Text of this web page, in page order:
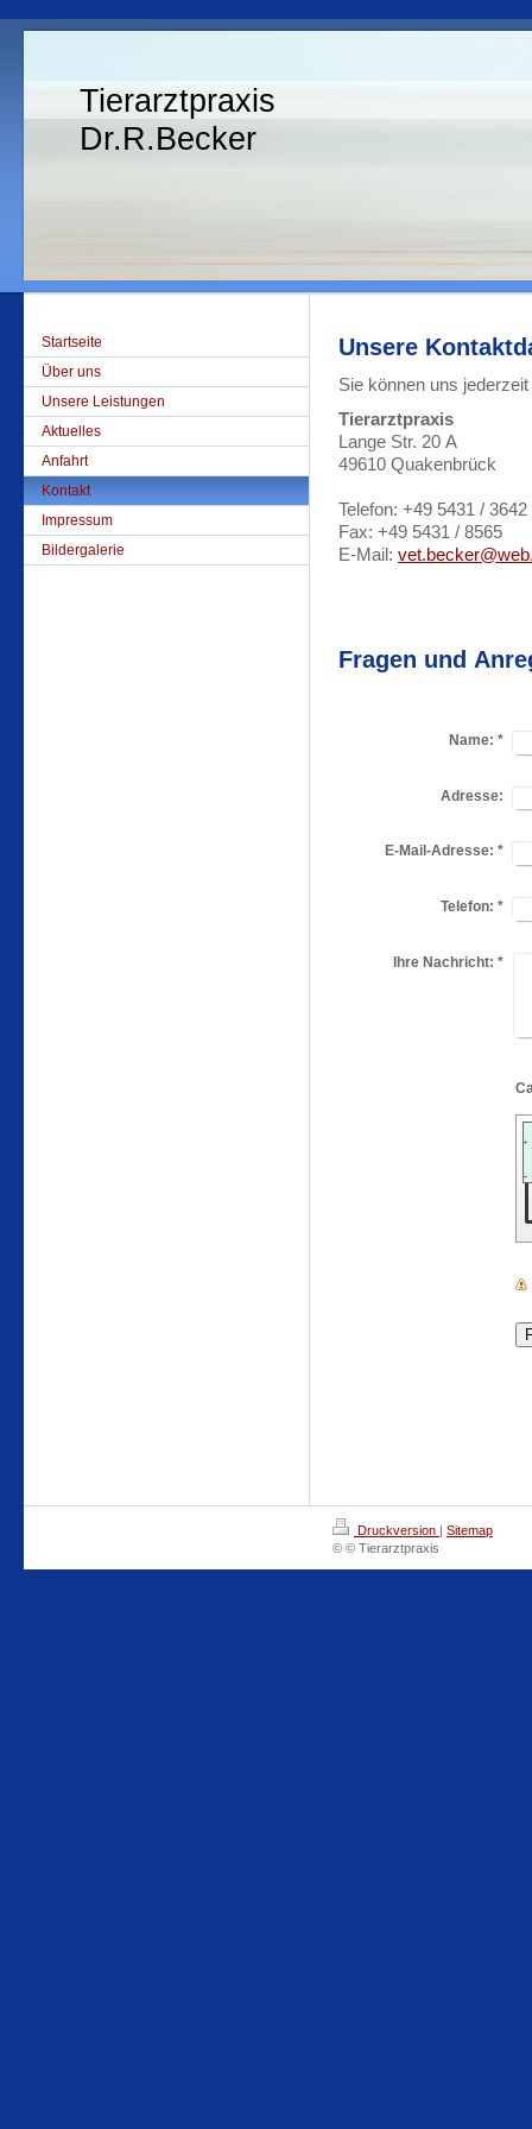
Tierarztpraxis
Dr.R.Becker
Startseite
Über uns
Unsere Leistungen
Aktuelles
Anfahrt
Kontakt
Impressum
Bildergalerie
Unsere
Sie können uns
Tierarztpraxis
Lange Str. 20 A
49610 Quakenbrück
Telefon: +49 5431 / 3642
Fax: +49 5431 / 8565
E-Mail:
Fragen und
Name: *
Adresse:
E-Mail-Adresse: *
Telefon: *
Ihre Nachricht: *
Druckversion | Sitemap
© © Tierarztpraxis